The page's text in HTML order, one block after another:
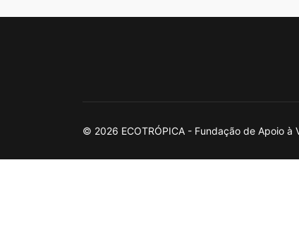
© 2026 ECOTRÓPICA - Fundação de Apoio